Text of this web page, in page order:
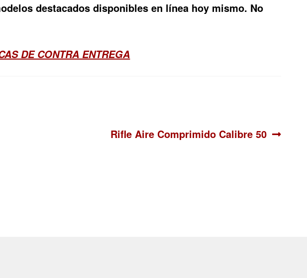
destacados disponibles en línea hoy mismo. No
DE CONTRA ENTREGA
Siguiente:
Rifle Aire Comprimido Calibre 50